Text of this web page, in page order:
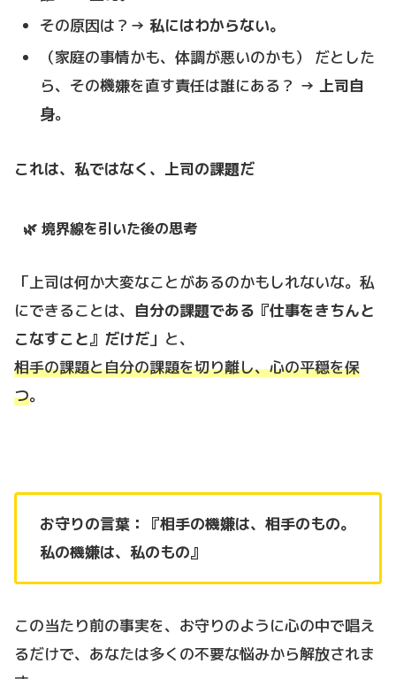
その原因は？→私にはわからない。
（家庭の事情かも、体調が悪いのかも） だとした
ら、その機嫌を直す責任は誰にある？ →上司自
身。
これは、私ではなく、上司の課題だ
🌿 境界線を引いた後の思考
「上司は何か大変なことがあるのかもしれないな。私
にできることは、 自分の課題である『仕事をきちんと
こなすこと』だけだ 」と、
相手の課題と自分の課題を切り離し、心の平穏を保
つ。
お守りの言葉：『相手の機嫌は、相手のもの。
私の機嫌は、私のもの』
この当たり前の事実を、お守りのように心の中で唱え
るだけで、あなたは多くの不要な悩みから解放されま